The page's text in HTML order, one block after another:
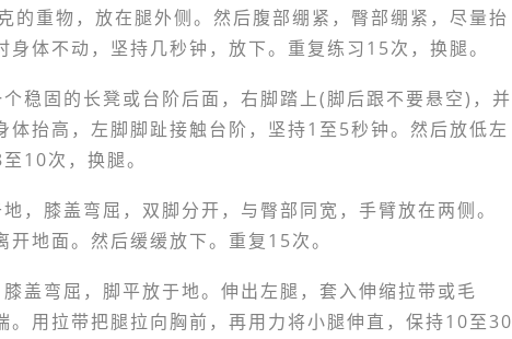
的重物，放在腿外侧。然后腹部绷紧，臀部绷紧，尽量抬
身体不动，坚持几秒钟，放下。重复练习15次，换腿。
稳固的长凳或台阶后面，右脚踏上(脚后跟不要悬空)，并
体抬高，左脚脚趾接触台阶，坚持1至5秒钟。然后放低左
10次，换腿。
，膝盖弯屈，双脚分开，与臀部同宽，手臂放在两侧。
地面。然后缓缓放下。重复15次。
盖弯屈，脚平放于地。伸出左腿，套入伸缩拉带或毛
。用拉带把腿拉向胸前，再用力将小腿伸直，保持10至30